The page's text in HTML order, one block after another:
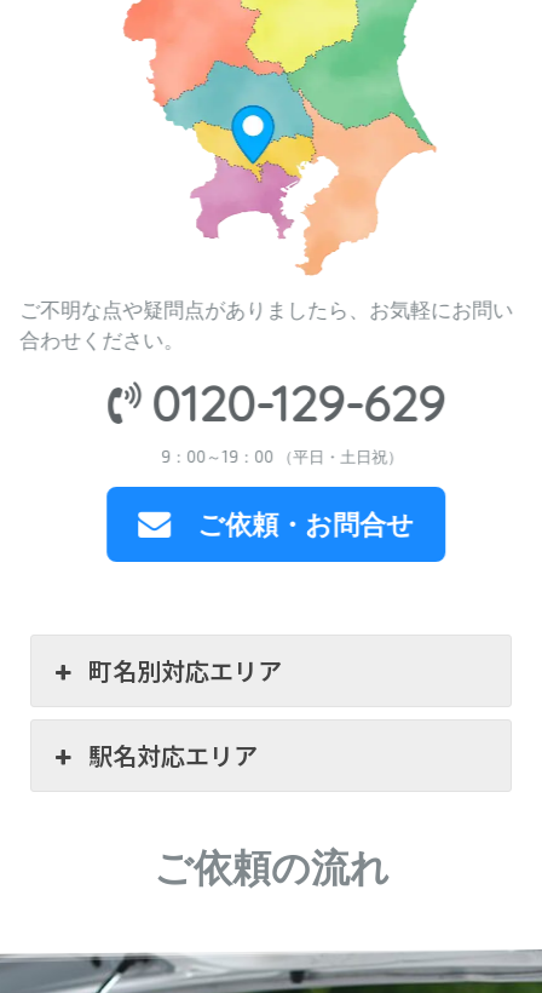
ご不明な点や疑問点がありましたら、お気軽にお問い
合わせください。
0120-129-629
9：00～19：00 （平日・土日祝）
ご依頼・お問合せ
町名別対応エリア
駅名対応エリア
ご依頼の流れ